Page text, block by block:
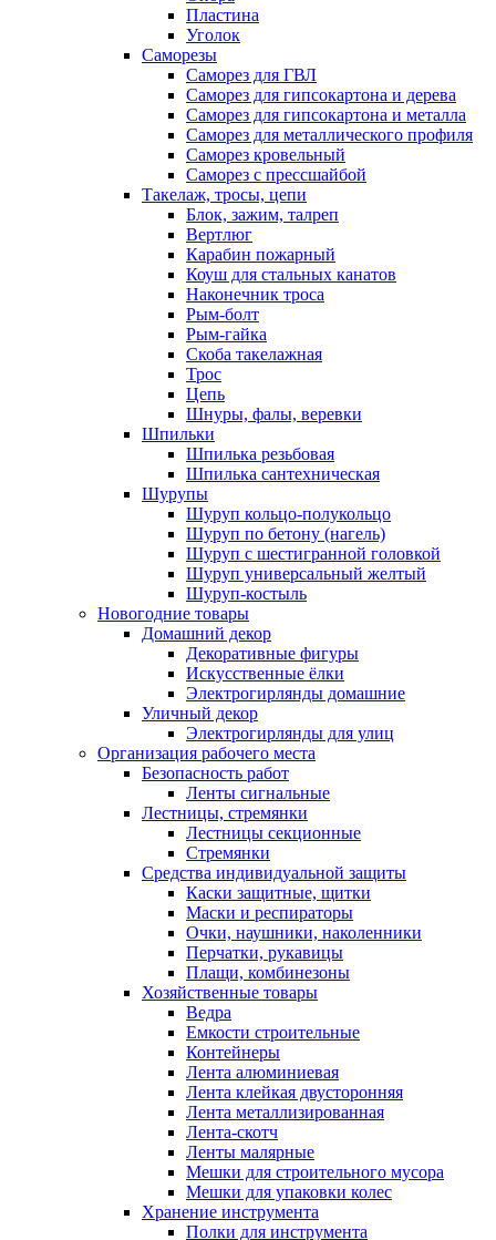
Пластина
Уголок
Саморезы
Саморез для ГВЛ
Саморез для гипсокартона и дерева
Саморез для гипсокартона и металла
Саморез для металлического профиля
Саморез кровельный
Саморез с прессшайбой
Такелаж, тросы, цепи
Блок, зажим, талреп
Вертлюг
Карабин пожарный
Коуш для стальных канатов
Наконечник троса
Рым-болт
Рым-гайка
Скоба такелажная
Трос
Цепь
Шнуры, фалы, веревки
Шпильки
Шпилька резьбовая
Шпилька сантехническая
Шурупы
Шуруп кольцо-полукольцо
Шуруп по бетону (нагель)
Шуруп с шестигранной головкой
Шуруп универсальный желтый
Шуруп-костыль
Новогодние товары
Домашний декор
Декоративные фигуры
Искусственные ёлки
Электрогирлянды домашние
Уличный декор
Электрогирлянды для улиц
Организация рабочего места
Безопасность работ
Ленты сигнальные
Лестницы, стремянки
Лестницы секционные
Стремянки
Средства индивидуальной защиты
Каски защитные, щитки
Маски и респираторы
Очки, наушники, наколенники
Перчатки, рукавицы
Плащи, комбинезоны
Хозяйственные товары
Ведра
Емкости строительные
Контейнеры
Лента алюминиевая
Лента клейкая двусторонняя
Лента металлизированная
Лента-скотч
Ленты малярные
Мешки для строительного мусора
Мешки для упаковки колес
Хранение инструмента
Полки для инструмента